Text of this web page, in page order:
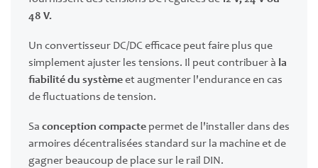
48 V.
Un convertisseur DC/DC efficace peut faire plus que
simplement ajuster les tensions. Il peut contribuer à la
fiabilité du systèmeet augmenter l'endurance en cas
de fluctuations de tension.
Sa conception compacte permet de l'installer dans des
armoires décentralisées standard sur la machine et de
gagner beaucoup de place sur le rail DIN.